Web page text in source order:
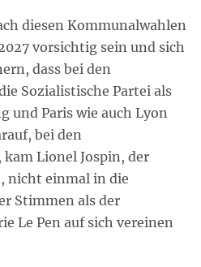
diesen Kommunalwahlen
vorsichtig sein und sich
dass bei den
Sozialistische Partei als
und Paris wie auch Lyon
bei den
Lionel Jospin, der
nicht einmal in die
Stimmen als der
Le Pen auf sich vereinen